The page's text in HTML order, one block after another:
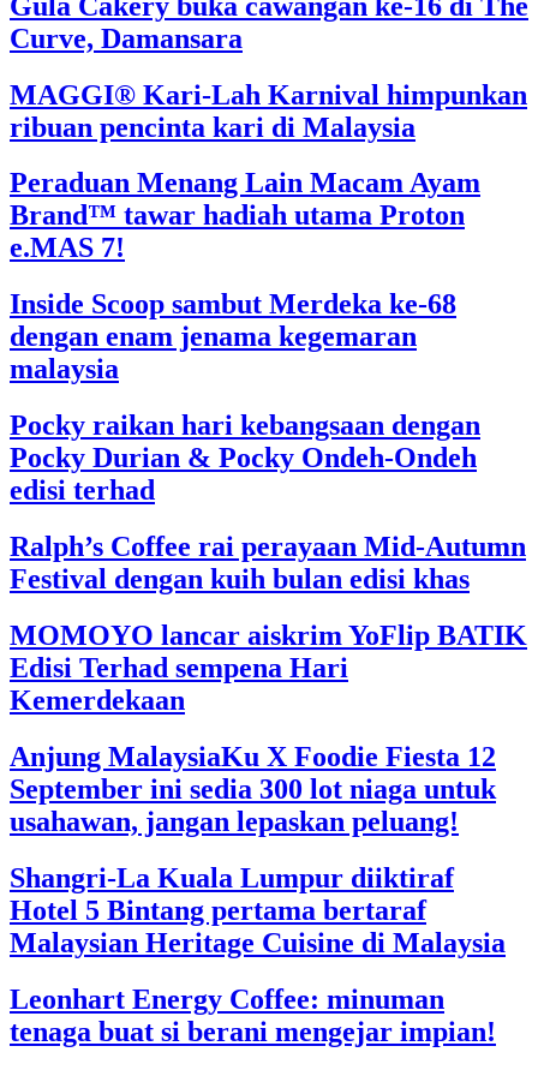
Curve, Damansara
MAGGI® Kari-Lah Karnival himpunkan
ribuan pencinta kari di Malaysia
Peraduan Menang Lain Macam Ayam
Brand™ tawar hadiah utama Proton
e.MAS 7!
Inside Scoop sambut Merdeka ke-68
dengan enam jenama kegemaran
malaysia
Pocky raikan hari kebangsaan dengan
Pocky Durian & Pocky Ondeh-Ondeh
edisi terhad
Ralph’s Coffee rai perayaan Mid-Autumn
Festival dengan kuih bulan edisi khas
MOMOYO lancar aiskrim YoFlip BATIK
Edisi Terhad sempena Hari
Kemerdekaan
Anjung MalaysiaKu X Foodie Fiesta 12
September ini sedia 300 lot niaga untuk
usahawan, jangan lepaskan peluang!
Shangri-La Kuala Lumpur diiktiraf
Hotel 5 Bintang pertama bertaraf
Malaysian Heritage Cuisine di Malaysia
Leonhart Energy Coffee: minuman
tenaga buat si berani mengejar impian!